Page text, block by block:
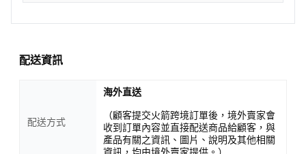
配送資訊
配送方式
海外直送
（顧客提交火箭跨境訂單後，境外賣家會
收到訂單內容並直接配送商品給顧客，與
產品有關之資訊、圖片、說明及其他相關
資訊，均由境外賣家提供。）